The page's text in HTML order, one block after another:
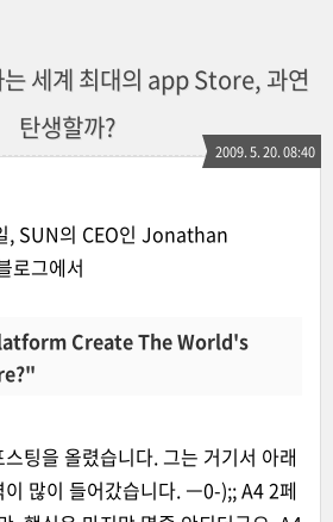
세계 최대의 app Store, 과연
탄생할까?
2009. 5. 20. 08:40
SUN의 CEO인 Jonathan
로그에서
Create The World's
팅을 올렸습니다. 그는 거기서 아래
많이 들어갔습니다. ㅡ0-);; A4 2페